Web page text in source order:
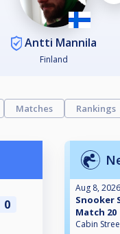
Antti Mannila
Finland
Matches Rankings
0
Aug 8,
Snooker
Match 20
Cabin